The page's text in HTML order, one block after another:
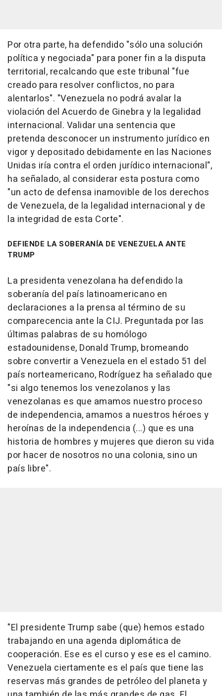
Por otra parte, ha defendido "sólo una solución
política y negociada" para poner fin a la disputa
territorial, recalcando que este tribunal "fue
creado para resolver conflictos, no para
alentarlos". "Venezuela no podrá avalar la
violación del Acuerdo de Ginebra y la legalidad
internacional. Validar una sentencia que
pretenda desconocer un instrumento jurídico en
vigor y depositado debidamente en las Naciones
Unidas iría contra el orden jurídico internacional",
ha señalado, al considerar esta postura como
"un acto de defensa inamovible de los derechos
de Venezuela, de la legalidad internacional y de
la integridad de esta Corte".
DEFIENDE LA SOBERANÍA DE VENEZUELA ANTE
TRUMP
La presidenta venezolana ha defendido la
soberanía del país latinoamericano en
declaraciones a la prensa al término de su
comparecencia ante la CIJ. Preguntada por las
últimas palabras de su homólogo
estadounidense, Donald Trump, bromeando
sobre convertir a Venezuela en el estado 51 del
país norteamericano, Rodríguez ha señalado que
"si algo tenemos los venezolanos y las
venezolanas es que amamos nuestro proceso
de independencia, amamos a nuestros héroes y
heroínas de la independencia (...) que es una
historia de hombres y mujeres que dieron su vida
por hacer de nosotros no una colonia, sino un
país libre".
"El presidente Trump sabe (que) hemos estado
trabajando en una agenda diplomática de
cooperación. Ese es el curso y ese es el camino.
Venezuela ciertamente es el país que tiene las
reservas más grandes de petróleo del planeta y